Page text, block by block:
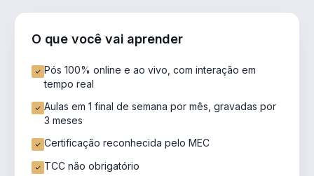
O que você vai aprender
Pós 100% online e ao vivo, com interação em
tempo real
Aulas em 1 final de semana por mês, gravadas por
3 meses
Certificação reconhecida pelo MEC
TCC não obrigatório